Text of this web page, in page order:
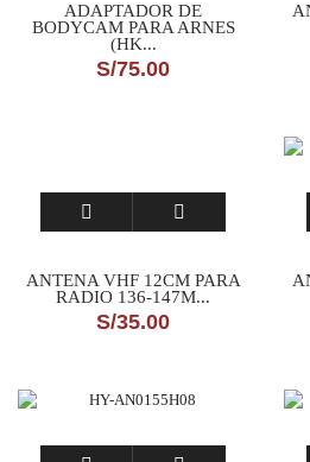
ADAPTADOR DE
BODYCAM PARA ARNES
(HK...
S/75.00
ANTENA VHF 12CM PARA
RADIO 136-147M...
S/35.00